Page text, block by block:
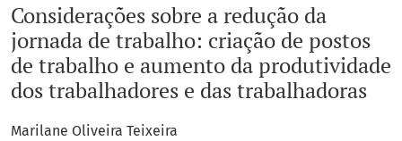
Considerações sobre a redução da
jornada de trabalho: criação de postos
de trabalho e aumento da produtividade
dos trabalhadores e das trabalhadoras
Marilane Oliveira Teixeira